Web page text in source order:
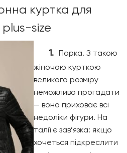
куртка для
plus-size
Парка. З такою
жіночою курткою
великого розміру
неможливо прогадати
— вона приховає всі
недоліки фігури. На
талії є зав’язка: якщо
хочеться підкреслити